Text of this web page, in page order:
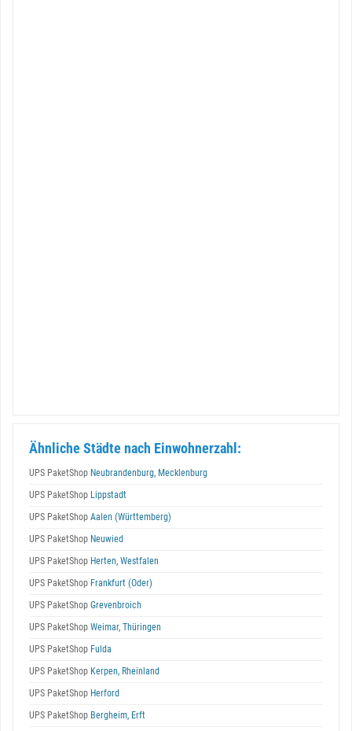
Ähnliche Städte nach Einwohnerzahl:
UPS PaketShop Neubrandenburg, Mecklenburg
UPS PaketShop Lippstadt
UPS PaketShop Aalen (Württemberg)
UPS PaketShop Neuwied
UPS PaketShop Herten, Westfalen
UPS PaketShop Frankfurt (Oder)
UPS PaketShop Grevenbroich
UPS PaketShop Weimar, Thüringen
UPS PaketShop Fulda
UPS PaketShop Kerpen, Rheinland
UPS PaketShop Herford
UPS PaketShop Bergheim, Erft